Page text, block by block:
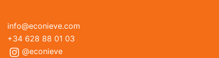
info@econieve.com
+34 628 88 01 03
@econieve